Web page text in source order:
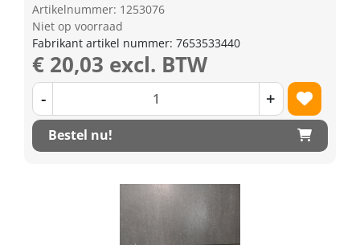
Artikelnummer: 1253076
Niet op voorraad
Fabrikant artikel nummer: 7653533440
€ 20,03 excl. BTW
- +
Bestel nu!